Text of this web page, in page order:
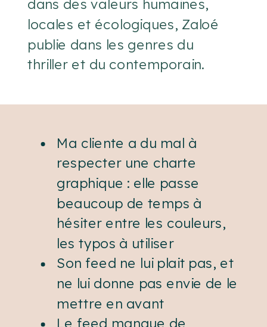
dans des valeurs humaines,
locales et écologiques, Zaloé
publie dans les genres du
thriller et du contemporain.
Ma cliente a du mal à
respecter une charte
graphique : elle passe
beaucoup de temps à
hésiter entre les couleurs,
les typos à utiliser
Son feed ne lui plait pas, et
ne lui donne pas envie de le
mettre en avant
Le feed manque de